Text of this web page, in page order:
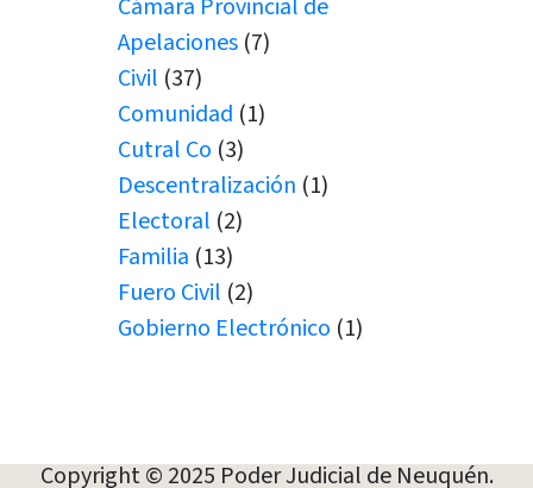
Cámara Provincial de
Apelaciones (7)
Civil (37)
Comunidad (1)
Cutral Co (3)
Descentralización (1)
Electoral (2)
Familia (13)
Fuero Civil (2)
Gobierno Electrónico (1)
Juramentos(5)
Copyright © 2025 Poder Judicial de Neuquén.